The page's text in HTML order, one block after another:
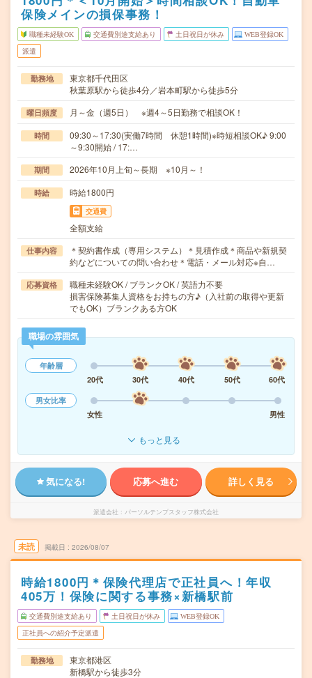
保険メインの損保事務！
職種未経験OK 交通費別途支給あり 土日祝日が休み WEB登録OK
派遣
勤務地
東京都千代田区
秋葉原駅から徒歩4分／岩本町駅から徒歩5分
曜日頻度 月～金（週5日） ※週4～5日勤務で相談OK！
時間
09:30～17:30(実働7時間 休憩1時間)※時短相談OK♪ 9:00
～9:30開始 / 17:…
期間 2026年10月上旬～長期 ※10月～！
時給 時給1800円
交通費
全額支給
仕事内容
＊契約書作成（専用システム）＊見積作成＊商品や新規契
約などについての問い合わせ＊電話・メール対応※自…
応募資格
職種未経験OK / ブランクOK / 英語力不要
損害保険募集人資格をお持ちの方♪（入社前の取得や更新
でもOK）ブランクある方OK
職場の雰囲気
年齢層
20代
30代 40代 50代
60代
男女比率
女性
男性
もっと見る
気になる! 応募へ進む 詳しく見る
派遣会社 パーソルテンプスタッフ株式会社
未読 掲載日 2026/08/07
時給1800円＊保険代理店で正社員へ！年収
405万！保険に関する事務×新橋駅前
交通費別途支給あり 土日祝日が休み WEB登録OK
正社員への紹介予定派遣
勤務地
東京都港区
新橋駅から徒歩3分